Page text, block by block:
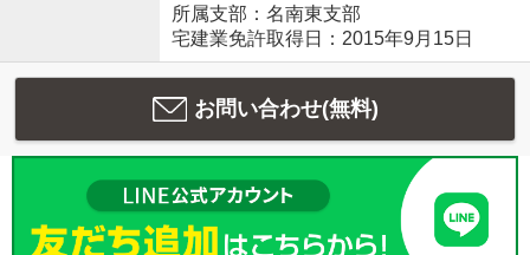
所属支部：名南東支部
宅建業免許取得日：2015年9月15日
お問い合わせ(無料)